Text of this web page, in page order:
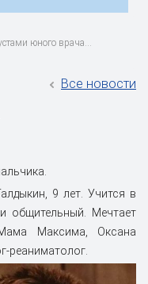
юного врача...
Все новости
9 лет. Учится в
общительный. Мечтает
Максима, Оксана
реаниматолог.